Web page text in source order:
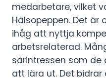
medarbetare, vilket
Hälsopeppen. Det
ihåg att nyttja
arbetsrelaterad.
särintressen som de
att lära ut. Det